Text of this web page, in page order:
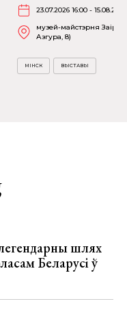
23.07.2026 16:00 -
музей-майстэрня Заіра
Азгура, 8)
МІНСК ВЫСТАВЫ
шлях
Беларусі ў